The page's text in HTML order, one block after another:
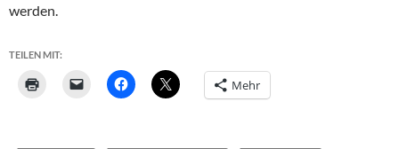
werden.
TEILEN MIT:
Mehr